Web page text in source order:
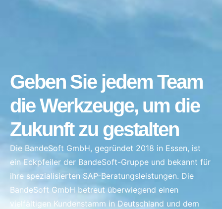
Geben Sie jedem Team
die Werkzeuge, um die
Zukunft zu gestalten
Die BandeSoft GmbH, gegründet 2018 in Essen, ist
ein Eckpfeiler der BandeSoft-Gruppe und bekannt für
ihre spezialisierten SAP-Beratungsleistungen. Die
BandeSoft GmbH betreut überwiegend einen
vielfältigen Kundenstamm in Deutschland und dem